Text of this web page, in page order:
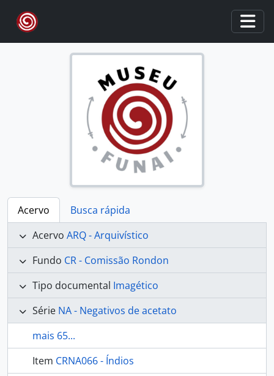
Skip to main content
Acervo
Busca rápida
Acervo ARQ - Arquivístico
Fundo CR - Comissão Rondon
Tipo documental Imagético
Série NA - Negativos de acetato
mais 65...
Item CRNA066 - Índios